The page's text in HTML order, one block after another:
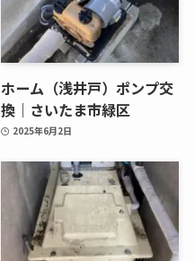
ホーム（浅井戸）ポンプ交
換｜さいたま市緑区
2025年6月2日